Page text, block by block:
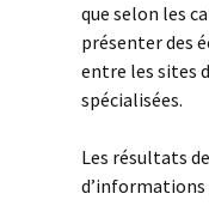
que selon les
présenter des
entre les sites
spécialisées.
Les résultats